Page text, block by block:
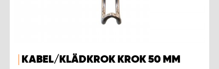
KABEL/KLÄDKROK KROK 50 MM